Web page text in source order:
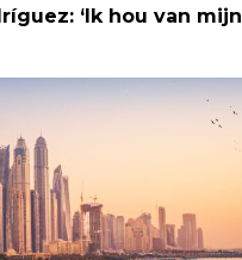
‘Ik hou van mijn